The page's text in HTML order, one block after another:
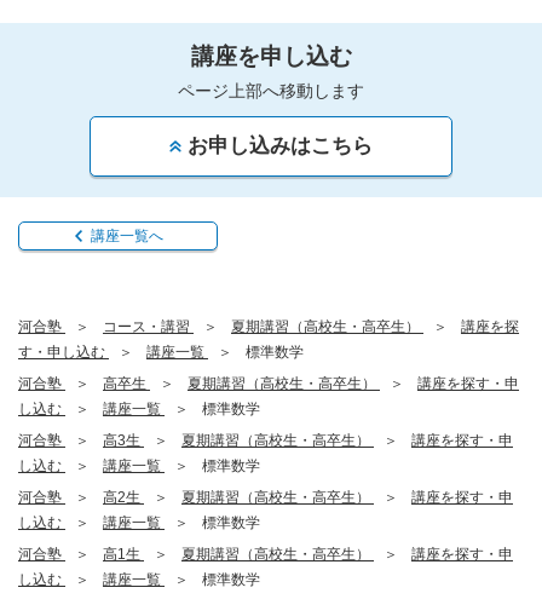
講座を申し込む
ページ上部へ移動します
お申し込みはこちら
講座一覧へ
河合塾 コース・講習 夏期講習（高校生・高卒生）
講座を探
す・申し込む
講座一覧
標準数学
河合塾
高卒生 夏期講習（高校生・高卒生）
講座を探す・申
し込む
講座一覧
標準数学
河合塾
高3生 夏期講習（高校生・高卒生）
講座を探す・申
し込む
講座一覧
標準数学
河合塾
高2生 夏期講習（高校生・高卒生）
講座を探す・申
し込む
講座一覧
標準数学
河合塾
高1生 夏期講習（高校生・高卒生）
講座を探す・申
し込む
講座一覧
標準数学